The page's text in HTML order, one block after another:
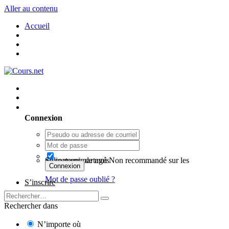
Aller au contenu
Accueil
Connexion
Se souvenir de moi
Non recommandé sur les ordinateurs partagés
Connexion
Mot de passe oublié ?
S’inscrire
Rechercher dans
N’importe où